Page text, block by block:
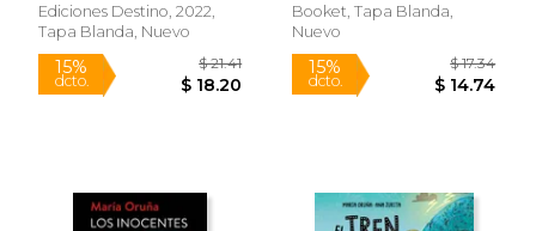
Ediciones Destino, 2022,
Tapa Blanda, Nuevo
Especial
Booket, Tapa Blanda,
Nuevo